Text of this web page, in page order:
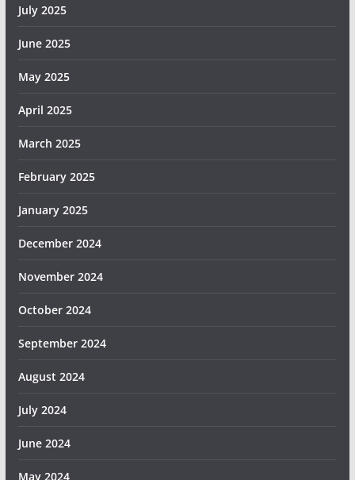
July 2025
June 2025
May 2025
April 2025
March 2025
February 2025
January 2025
December 2024
November 2024
October 2024
September 2024
August 2024
July 2024
June 2024
May 2024